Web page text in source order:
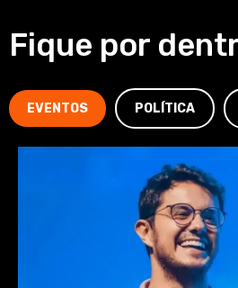
Fique por
EVENTOS POLÍTICA